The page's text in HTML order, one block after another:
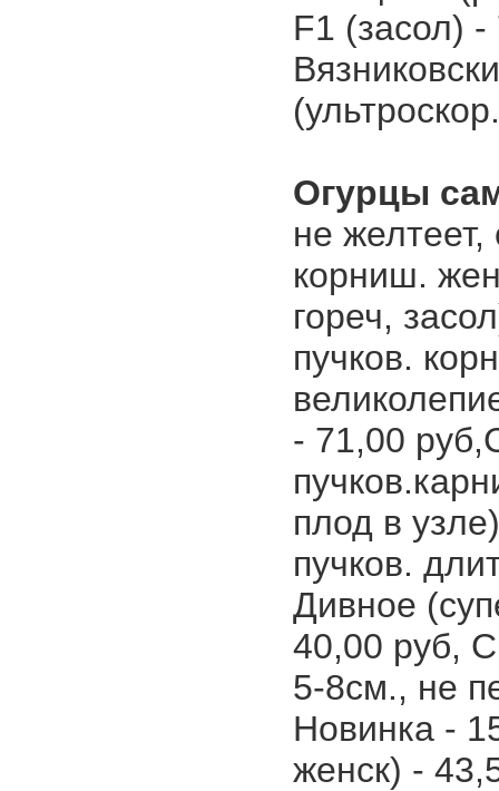
F1 (засол)
Огурцы
не
корниш.
гореч,
пучков.
- 71,00
плод в
пучков.
Дивное
40,00 руб,
5-8см., не
Новинка -
женск) -